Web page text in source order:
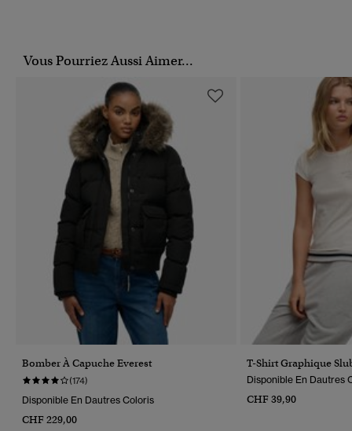
Vous Pourriez Aussi Aimer...
Bomber À Capuche Everest
(174)
Disponible En Dautres Coloris
CHF 229,00
T-Shirt Graphique
Disponible En Dautres
CHF 39,90